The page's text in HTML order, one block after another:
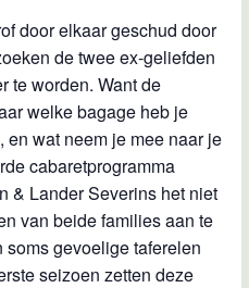
door elkaar geschud door
de twee ex-geliefden
te worden. Want de
welke bagage heb je
wat neem je mee naar je
cabaretprogramma
& Lander Severins het niet
van beide families aan te
gevoelige taferelen
seizoen zetten deze